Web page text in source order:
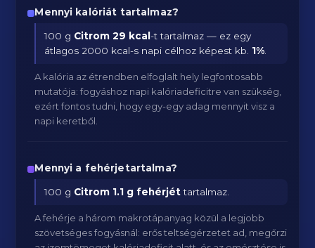
Mennyi kalóriát tartalmaz?
100 g Citrom 29 kcal-t tartalmaz — ez egy
átlagos 2000 kcal-s napi célhoz képest kb. 1%
A kalória az étrendben elfoglalt hely legfontosabb
mutatója: fogyáshoz napi kalóriadeficitre van szükség,
ezért fontos tudni, hogy egy-egy adag mennyit visz a
napi keretből.
Mennyi a fehérjetartalma?
100 g Citrom 1.1 g fehérjéttartalmaz.
A fehérje a három makrotápanyag közül a legjobb
szövetséges fogyásnál: erős teltségérzetet ad, megőrzi